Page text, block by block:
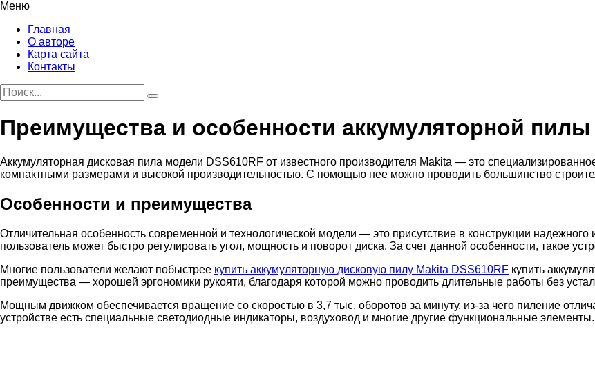
Меню
Главная
О авторе
Карта сайта
Контакты
Преимущества и особенности аккумуляторной пилы
Аккумуляторная дисковая пила модели DSS610RF от известного производителя Makita — это
компактными размерами и высокой производительностью. С помощью нее можно проводить большинство
Особенности и преимущества
Отличительная особенность современной и технологической модели — это присутствие в конструкции
пользователь может быстро регулировать угол, мощность и поворот диска. За счет данной особенности, такое
Многие пользователи желают побыстрее купить аккумуляторную дисковую пилу Makita DSS610RF купить
преимущества — хорошей эргономики рукояти, благодаря которой можно проводить длительные работы без
Мощным движком обеспечивается вращение со скоростью в 3,7 тыс. оборотов за минуту, из-за чего пиление
устройстве есть специальные светодиодные индикаторы, воздуховод и многие другие функциональные элементы.